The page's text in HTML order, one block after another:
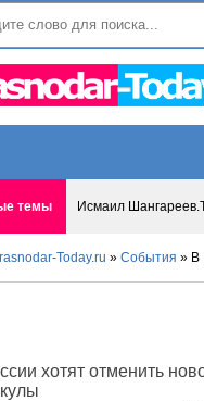
темы Исмаил
Программа «Мир
Исмагил
Today.ru » События » В России
хотят отменить